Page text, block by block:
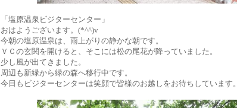
「塩原温泉ビジターセンター」
おはようございます。(*^^)v
今朝の塩原温泉は、雨上がりの静かな朝です。
ＶＣの玄関を開けると、そこには松の尾花が降っていました。
少し風が出てきました。
周辺も新緑から緑の森へ移行中です。
今日もビジターセンターは笑顔で皆様のお越しをお待ちしています。